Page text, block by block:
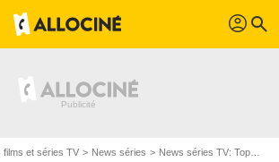
profil search
films et séries TV News séries News séries TV: Top et Flop